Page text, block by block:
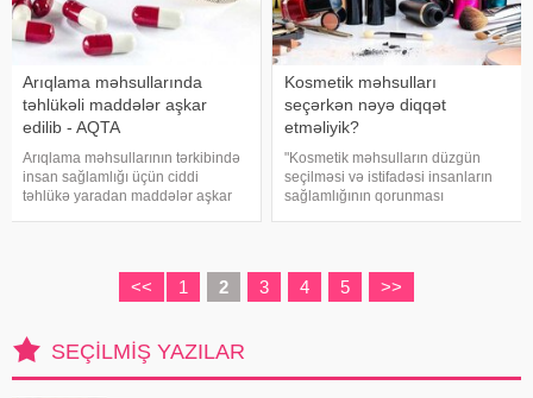
Arıqlama məhsullarında
təhlükəli maddələr aşkar
edilib - AQTA
Arıqlama məhsullarının tərkibində
insan sağlamlığı üçün ciddi
təhlükə yaradan maddələr aşkar
Qida təhlükəsizliyi şöbəsinin müdir
Kosmetik məhsulları
seçərkən nəyə diqqət
etməliyik?
"Kosmetik məhsulların düzgün
seçilməsi və istifadəsi insanların
sağlamlığının qorunması
"Instagram" hesabınd
<< 1 2 3 4 5 >>
SEÇILMIŞ YAZILAR